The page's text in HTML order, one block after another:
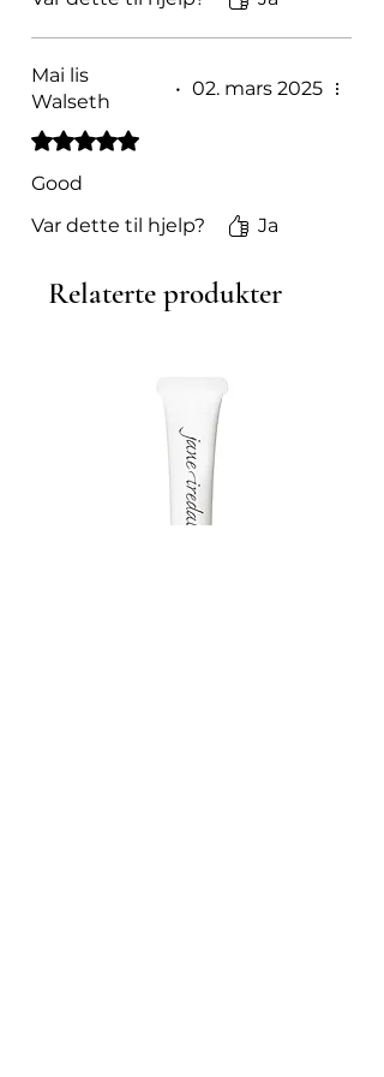
Mai lis
Walseth
• 02. mars 2025
Gitt 5 av 5 stjerner.
Good
Var dette til hjelp?
Ja
Relaterte produkter